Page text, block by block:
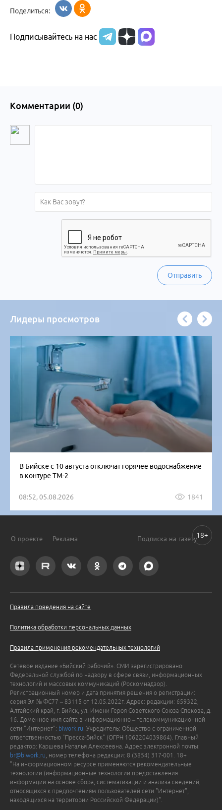
Поделиться:
Подписывайтесь на нас
Комментарии (0)
Отправить
Лидеры просмотров
В Бийске с 10 августа отключат горячее водоснабжение
в контуре ТМ-2
08:52, 05.08.2026 1841
О проекте Реклама Подписка на газету
Правила поведения на сайте
Политика обработки персональных данных
Правила применения рекомендательных технологий
Сетевое издание «Бийский рабочий». СМИ зарегистрировано
Федеральной службой по надзору в сфере связи, информационных
технологий и массовых коммуникаций (Роскомнадзор).
Регистрационный номер и дата принятия решения о регистрации:
серия Эл № ФС77 – 83115 от 12.05.2022г. Адрес: редакции: 659322,
Алтайский край, г. Бийск, ул. Имени Героя Советского Союза Спекова, д.
16. Доменное имя сайта в информационно – телекоммуникационной
сети "Интернет": biwork.ru . Учредитель: Общество с ограниченной
ответственностью "Пресса-Бийск" (ОГРН 1062204039864). Главный
редактор: Каршева Наталья Алексеевна. Адрес электронной почты:
br@biwork.ru , номер телефона редакции: 8 (3854) 317-001. 18+
"На информационном ресурсе применяются рекомендательные
технологии (информационные технологии предоставления
информации на основе сбора, систематизации и анализа сведений,
относящихся к предпочтениям пользователей сети "Интернет",
находящихся на территории Российской Федерации)".
18+